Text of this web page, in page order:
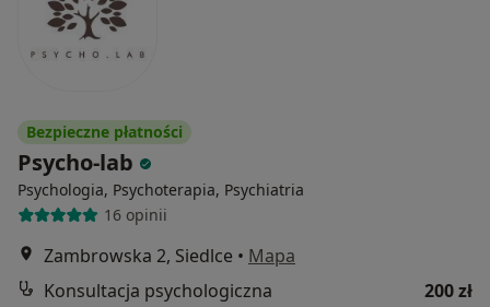
Bezpieczne płatności
Psycho-lab
Psychologia, Psychoterapia, Psychiatria
16 opinii
Zambrowska 2, Siedlce • Mapa
Konsultacja psychologiczna
200 zł